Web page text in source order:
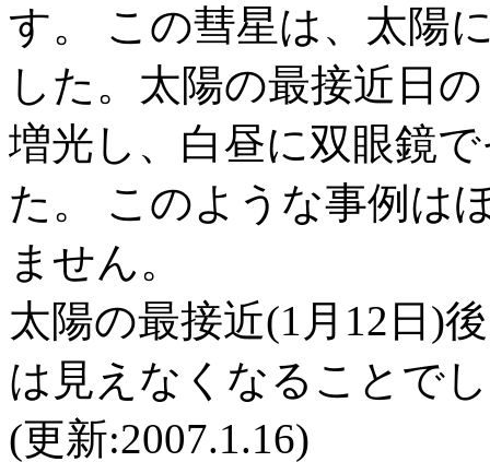
す。 この彗星は、太陽
した。太陽の最接近日
増光し、白昼に双眼鏡
た。 このような事例は
ません。
太陽の最接近(1月12日)
は見えなくなることで
(更新:2007.1.16)